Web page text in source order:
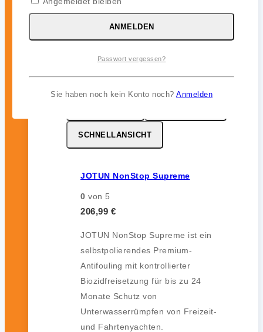
SCHNELLANSICHT
JOTUN NonStop Supreme
0 von 5
206,99 €
JOTUN NonStop Supreme ist ein
selbstpolierendes Premium-
Antifouling mit kontrollierter
Biozidfreisetzung für bis zu 24
Monate Schutz von
Unterwasserrümpfen von Freizeit-
und Fahrtenyachten.
ANMELDEN
Passwort vergessen?
Sie haben noch kein Konto noch? Anmelden